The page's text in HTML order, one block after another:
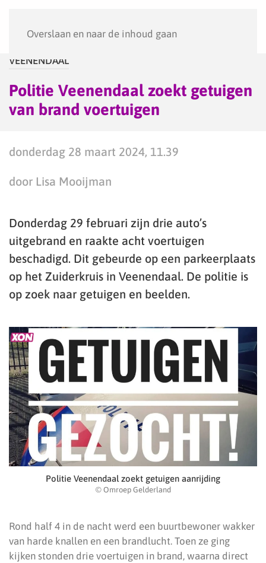
Overslaan en naar de inhoud gaan
VEENENDAAL
Politie Veenendaal zoekt getuigen
van brand voertuigen
donderdag 28 maart 2024, 11.39
door Lisa Mooijman
Donderdag 29 februari zijn drie auto’s
uitgebrand en raakte acht voertuigen
beschadigd. Dit gebeurde op een parkeerplaats
op het Zuiderkruis in Veenendaal. De politie is
op zoek naar getuigen en beelden.
Politie Veenendaal zoekt getuigen aanrijding
© Omroep Gelderland
Rond half 4 in de nacht werd een buurtbewoner wakker
van harde knallen en een brandlucht. Toen ze ging
kijken stonden drie voertuigen in brand, waarna direct